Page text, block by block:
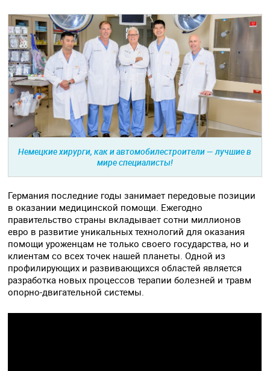
Немецкие хирурги, как и автомобилестроители — лучшие в
мире специалисты!
Германия последние годы занимает передовые позиции
в оказании медицинской помощи. Ежегодно
правительство страны вкладывает сотни миллионов
евро в развитие уникальных технологий для оказания
помощи уроженцам не только своего государства, но и
клиентам со всех точек нашей планеты. Одной из
профилирующих и развивающихся областей является
разработка новых процессов терапии болезней и травм
опорно-двигательной системы.